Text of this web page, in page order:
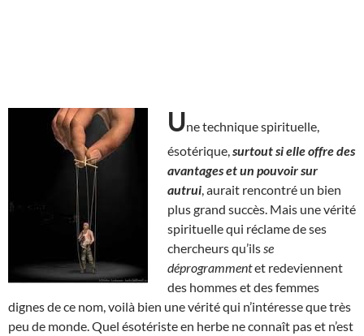
Une technique spirituelle,
ésotérique, surtout si elle offre des
avantages et un pouvoir sur
autrui , aurait rencontré un bien
plus grand succès. Mais une vérité
spirituelle qui réclame de ses
chercheurs qu’ils se
déprogrammentet redeviennent
des hommes et des femmes
dignes de ce nom, voilà bien une vérité qui n’intéresse que très
peu de monde. Quel ésotériste en herbe ne connaît pas et n’est